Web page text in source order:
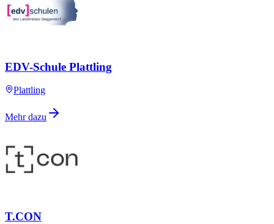
EDV-Schule Plattling
Plattling
Mehr dazu
T.CON